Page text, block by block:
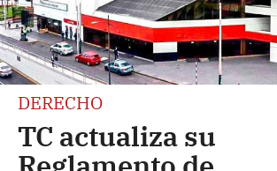
DERECHO
TC actualiza su